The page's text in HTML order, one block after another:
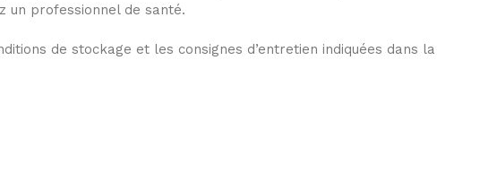
un professionnel de santé.
de stockage et les consignes d’entretien indiquées dans la